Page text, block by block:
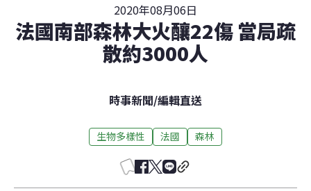
2020年08月06日
法國南部森林大火釀22傷 當局疏
散約3000人
時事新聞/編輯直送
生物多樣性 法國 森林